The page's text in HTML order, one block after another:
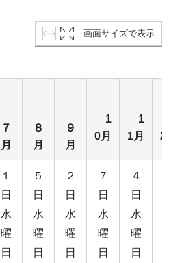
画面サイズで表示
７
月
８
月
９
月
1
0月
1
1月
2
１
日
水
曜
日
５
日
水
曜
日
２
日
水
曜
日
７
日
水
曜
日
４
日
水
曜
日